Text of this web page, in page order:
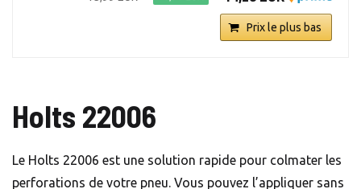
Prix le plus bas
Holts 22006
Le Holts 22006 est une solution rapide pour colmater les
perforations de votre pneu. Vous pouvez l’appliquer sans